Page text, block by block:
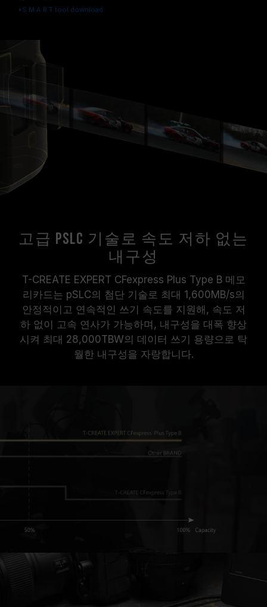
*S.M.A.R.T tool download
고급 pSLC 기술로 속도 저하 없는
내구성
T-CREATE EXPERT CFexpress Plus Type B 메모
리카드는 pSLC의 첨단 기술로 최대 1,600MB/s의
안정적이고 연속적인 쓰기 속도를 지원해, 속도 저
하 없이 고속 연사가 가능하며, 내구성을 대폭 향상
시켜 최대 28,000TBW의 데이터 쓰기 용량으로 탁
월한 내구성을 자랑합니다.